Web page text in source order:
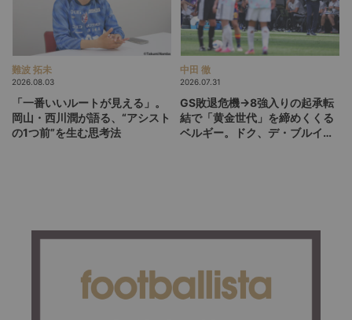
難波 拓未
2026.08.03
「一番いいルートが見える」。
岡山・西川潤が語る、“アシスト
の1つ前”を生む思考法
中田 徹
2026.07.31
GS敗退危機→8強入りの起承転
結で「黄金世代」を締めくくる
ベルギー。ドク、デ・ブルイネ